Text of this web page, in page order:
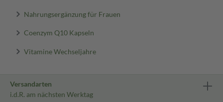
Nahrungsergänzung für Frauen
Coenzym Q10 Kapseln
Vitamine Wechseljahre
Versandarten
i.d.R. am nächsten Werktag